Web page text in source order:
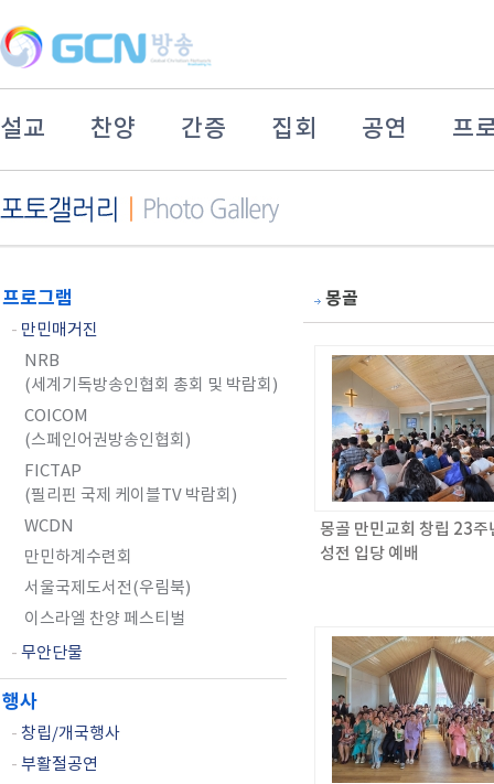
설교 찬양 간증 집회 공연 프
프로그램
- 만민매거진
NRB
(세계기독방송인협회 총회 및 박람회)
COICOM
(스페인어권방송인협회)
FICTAP
(필리핀 국제 케이블TV 박람회)
WCDN
만민하계수련회
서울국제도서전(우림북)
이스라엘 찬양 페스티벌
- 무안단물
행사
- 창립/개국행사
- 부활절공연
몽골
몽골 만민교회 창립 23주
성전 입당 예배